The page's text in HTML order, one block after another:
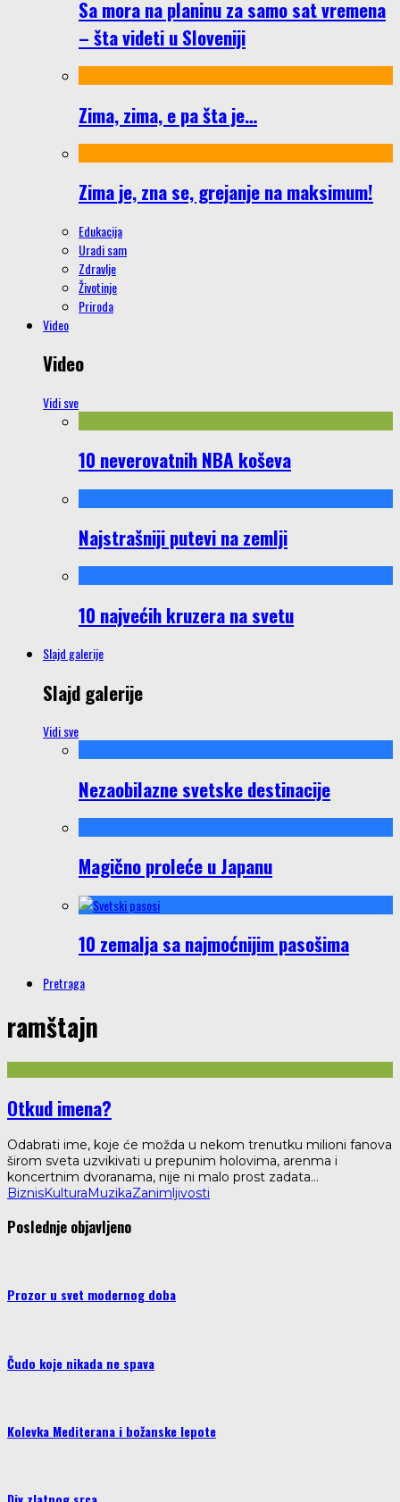
Sa mora na planinu za samo sat vremena
– šta videti u Sloveniji
Zima, zima, e pa šta je…
Zima je, zna se, grejanje na maksimum!
Edukacija
Uradi sam
Zdravlje
Životinje
Priroda
Video
Video
Vidi sve
10 neverovatnih NBA koševa
Najstrašniji putevi na zemlji
10 najvećih kruzera na svetu
Slajd galerije
Slajd galerije
Vidi sve
Nezaobilazne svetske destinacije
Magično proleće u Japanu
10 zemalja sa najmoćnijim pasošima
Pretraga
ramštajn
Otkud imena?
Odabrati ime, koje će možda u nekom trenutku milioni fanova
širom sveta uzvikivati u prepunim holovima, arenma i
koncertnim dvoranama, nije ni malo prost zadata...
BiznisKulturaMuzikaZanimljivosti
Poslednje objavljeno
Prozor u svet modernog doba
Čudo koje nikada ne spava
Kolevka Mediterana i božanske lepote